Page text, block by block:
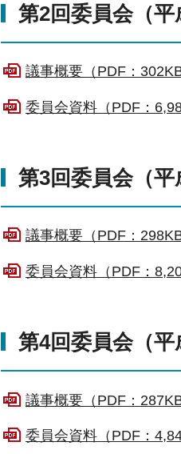
第2回委員会（平
議事概要（PDF：302KB
委員会資料（PDF：
第3回委員会（平
議事概要（PDF：298KB
委員会資料（PDF：
第4回委員会（平
議事概要（PDF：287KB
委員会資料（PDF：